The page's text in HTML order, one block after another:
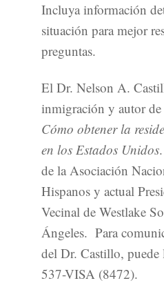
Incluya información
situación para mejor
preguntas.
El Dr. Nelson A.
inmigración y autor de
Cómo obtener la
en los Estados Unidos
de la Asociación
Hispanos y actual
Vecinal de Westlake
Ángeles. Para
del Dr. Castillo,
537-VISA (8472).